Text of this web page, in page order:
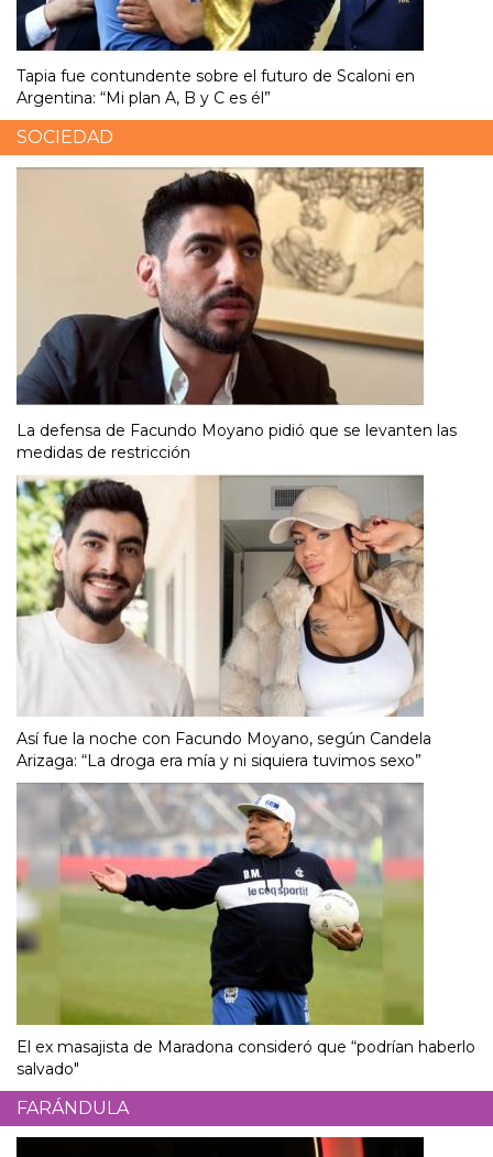
Tapia fue contundente sobre el futuro de Scaloni en
Argentina: “Mi plan A, B y C es él”
SOCIEDAD
La defensa de Facundo Moyano pidió que se levanten las
medidas de restricción
Así fue la noche con Facundo Moyano, según Candela
Arizaga: “La droga era mía y ni siquiera tuvimos sexo”
El ex masajista de Maradona consideró que “podrían haberlo
salvado"
FARÁNDULA